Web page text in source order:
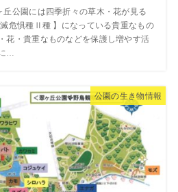
丘公園には四季折々の草木・花が見る
危惧種Ⅱ種 】になっている貴重なもの
花・貴重なものなどを保護し増やす活
…
公園の生き物情報